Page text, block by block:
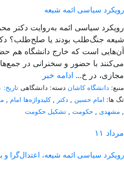
رویکرد سیاسی ائمه شیعه
شیعه جنگ‌طلب بودند یا صلح‌طلب؟
آن‌هایی است که خارج دانشگاه هم
می‌کنند با حضور و سخنرانی در
مجازی، در خ... ادامه خبر
منبع: دانشگاه کاشان دسته: دانشگاهی تاریخ: ۱۴۰۵/۰۵/۱۱
تگ ها: امام حسین , دکتر ,کلیدواژه‌ها امام ,
مشهدی , حکومت , تشکیل حکومت ,
۱۱ مرداد
رویکرد سیاسی ائمه شیعه، اعتدال‌گرا و